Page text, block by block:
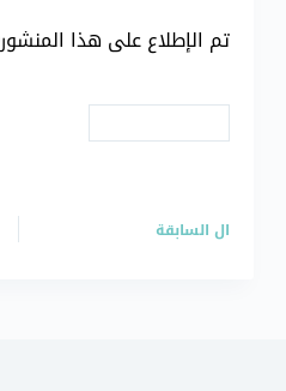
تم الإطلاع على هذا المنشور1160 مرة
الالسابقة